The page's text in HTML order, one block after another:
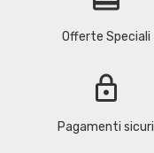
Offerte Speciali
lock
Pagamenti sicuri